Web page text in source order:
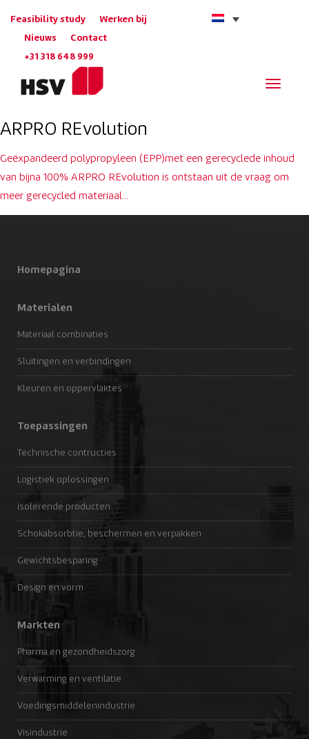
Feasibility study Werken bij
Nieuws Contact
+31 318 648 999
ARPRO REvolution
Geëxpandeerd polypropyleen (EPP)met een gerecyclede inhoud
van bijna 100% ARPRO REvolution is ontstaan uit de vraag om
meer gerecycled materiaal…
Homepagina
Materialen
Materiaal combinaties
Sluitingen en verbindingen
Kleuren en oppervlaktes
Toepassingen
Technische contructies
Logistiek oplossingen
Isolerende producten
Schokabsorbtie, beschermen en verpakken
Gewichtsbesparing
Design en vorm
Markten
Pharma en gezondheidszorg
Verwarming en ventilatie
Voedingsmiddelenindustrie
Visindustrie